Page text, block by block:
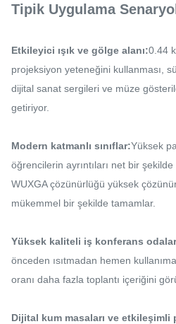
Tipik Uygulama
Etkileyici ışık ve gölge alanı:0.44
projeksiyon yeteneğini kullanması,
dijital sanat sergileri ve müze
getiriyor.
Modern katmanlı sınıflar:Yüksek
öğrencilerin ayrıntıları net bir
WUXGA çözünürlüğü yüksek
mükemmel bir şekilde tamamlar.
Yüksek kaliteli iş konferans
önceden ısıtmadan hemen
oranı daha fazla toplantı içeriğini
Dijital kum masaları ve etkileşimli